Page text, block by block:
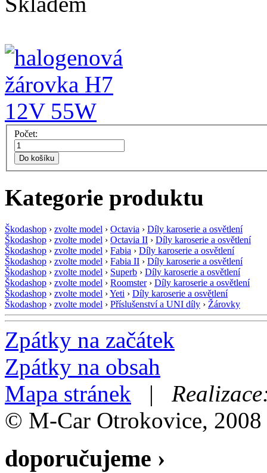
Počet:
Do košíku
Kategorie produktu
Škodashop › zvolte model › Octavia › Díly karoserie a osvětlení
Škodashop › zvolte model › Octavia II › Díly karoserie a osvětlení
Škodashop › zvolte model › Fabia › Díly karoserie a osvětlení
Škodashop › zvolte model › Fabia II › Díly karoserie a osvětlení
Škodashop › zvolte model › Superb › Díly karoserie a osvětlení
Škodashop › zvolte model › Roomster› Díly karoserie a osvětlení
Škodashop › zvolte model ›Yeti › Díly karoserie a osvětlení
Škodashop › zvolte model › Příslušenství a UNI díly › Žárovky
Zpátky na začátek
Zpátky na obsah
Mapa stránek |
© M-Car Otrokovice, 2008
doporučujeme ›